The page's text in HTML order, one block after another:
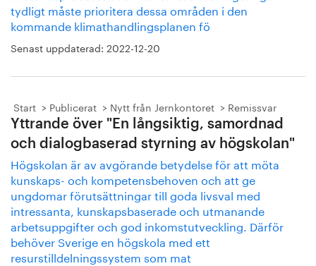
tydligt måste prioritera dessa områden i den
kommande klimathandlingsplanen fö
Senast uppdaterad: 2022-12-20
Start Publicerat Nytt från Jernkontoret Remissvar
Yttrande över "En långsiktig, samordnad
och dialogbaserad styrning av högskolan"
Högskolan är av avgörande betydelse för att möta
kunskaps- och kompetensbehoven och att ge
ungdomar förutsättningar till goda livsval med
intressanta, kunskapsbaserade och utmanande
arbetsuppgifter och god inkomstutveckling. Därför
behöver Sverige en högskola med ett
resurstilldelningssystem som mat